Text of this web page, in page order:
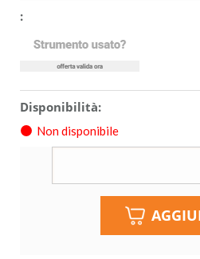
:
Disponibilità:
Non disponibile